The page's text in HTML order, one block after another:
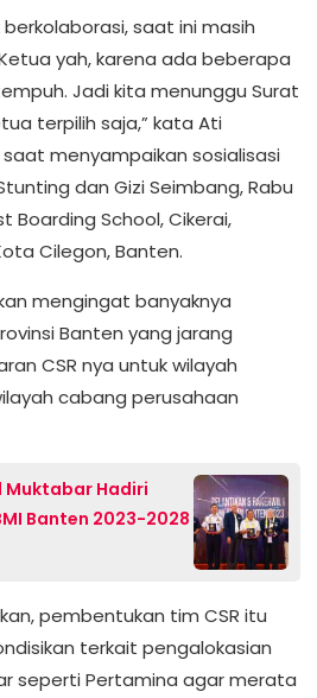
saat ini masih
yah, karena ada beberapa
Jadi kita menunggu Surat
terpilih saja,” kata Ati
menyampaikan sosialisasi
dan Gizi Seimbang, Rabu
Boarding School, Cikerai,
Cilegon, Banten.
mengingat banyaknya
Banten yang jarang
CSR nya untuk wilayah
cabang perusahaan
Muktabar Hadiri
Banten 2023-2028
pembentukan tim CSR itu
terkait pengalokasian
seperti Pertamina agar merata